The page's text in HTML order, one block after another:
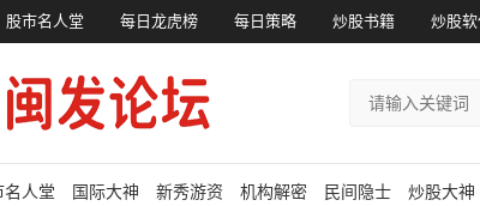
股市名人堂 每日龙虎榜 每日策略 炒股书籍 炒股软
名人堂 国际大神 新秀游资 机构解密 民间隐士 炒股大神